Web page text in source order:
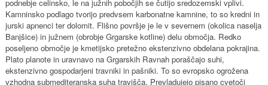
podnebje celinsko, le na južnih pobočjih se čutijo sredozemski vplivi.
Kamninsko podlago tvorijo predvsem karbonatne kamnine, to so kredni in
jurski apnenci ter dolomit. Flišno površje je le v severnem (okolica naselja
Banjšice) in južnem (obrobje Grgarske kotline) delu območja. Redko
poseljeno območje je kmetijsko pretežno ekstenzivno obdelana pokrajina.
Plato planote in uravnavo na Grgarskih Ravnah poraščajo suhi,
ekstenzivno gospodarjeni travniki in pašniki. To so evropsko ogrožena
vzhodna submediteranska suha travišča. Prevladujejo pisano cvetoči